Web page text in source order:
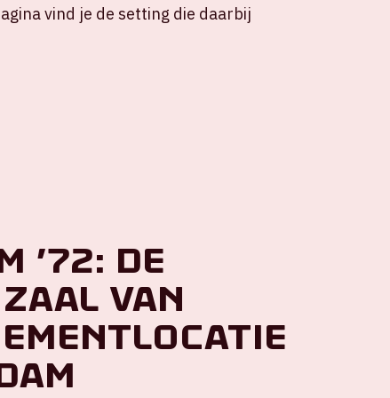
vind je de setting die daarbij
’72: de
van